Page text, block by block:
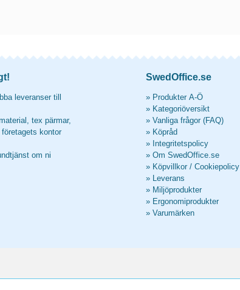
leveranser till
tex pärmar,
kontor
om ni
SwedOffice.se
» Produkter A-Ö
» Kategoriöversikt
» Vanliga frågor (FAQ)
» Köpråd
» Integritetspolicy
» Om SwedOffice.se
» Köpvillkor / Cookiepolicy
» Leverans
» Miljöprodukter
» Ergonomiprodukter
» Varumärken